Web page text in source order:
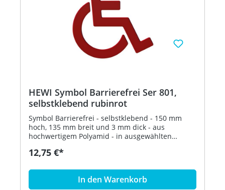
HEWI Symbol Barrierefrei Ser 801,
selbstklebend rubinrot
Symbol Barrierefrei - selbstklebend - 150 mm
hoch, 135 mm breit und 3 mm dick - aus
hochwertigem Polyamid - in ausgewählten
12,75 €*
In den Warenkorb